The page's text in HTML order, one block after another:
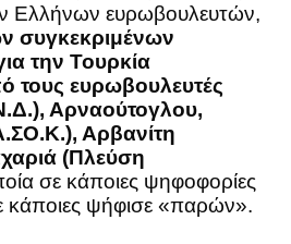
Ελλήνων ευρωβουλευτών,
συγκεκριμένων
την Τουρκία
τους ευρωβουλευτές
Αρναούτογλου,
Αρβανίτη
(Πλεύση
σε κάποιες ψηφοφορίες
κάποιες ψήφισε «παρών».